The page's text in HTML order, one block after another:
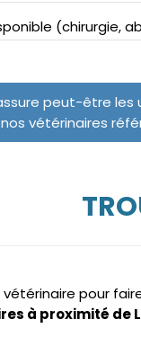
(chirurgie,
peut-être les
vétérinaires
vétérinaire pour
à proximité de